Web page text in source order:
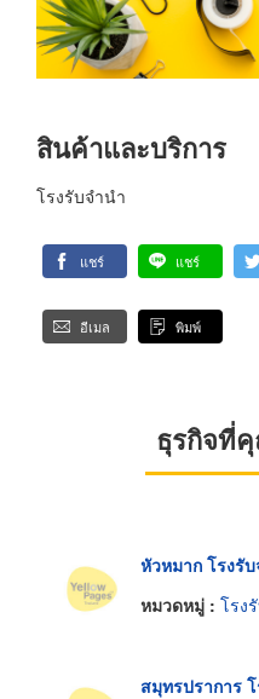
สินค้าและบริการ
โรงรับจำนำ
แชร์ แชร์
อีเมล พิมพ์
ธุรกิจที่
หัวหมาก โรงรั
หมวดหมู่ : โรง
สมุทรปราการ